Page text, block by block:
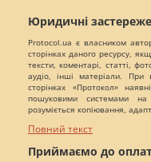
Юридичні
Protocol.ua є власником
сторінках даного ресурсу,
тексти, коментарі, статті,
аудіо, інші матеріали. При
сторінках «Протокол»
пошуковими системами на
розуміється копіювання,
Повний текст
Приймаємо до